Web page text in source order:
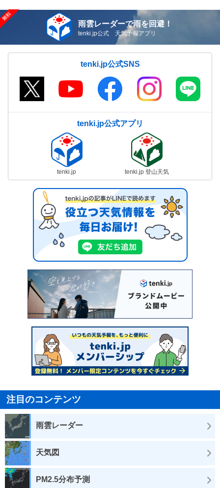
雨雲レーダーで雨を回避！
tenki.jp公式 天気予報アプリ
tenki.jp公式SNS
tenki.jp公式アプリ
tenki.jp tenki.jp 登山天気
注目のコンテンツ
雨雲レーダー
天気図
PM2.5分布予測